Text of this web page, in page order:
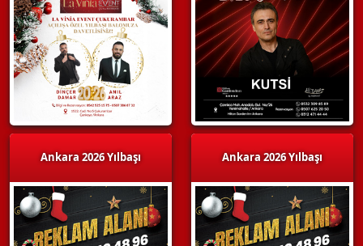
Ankara 2026 Yılbaşı Ankara 2026 Yılbaşı